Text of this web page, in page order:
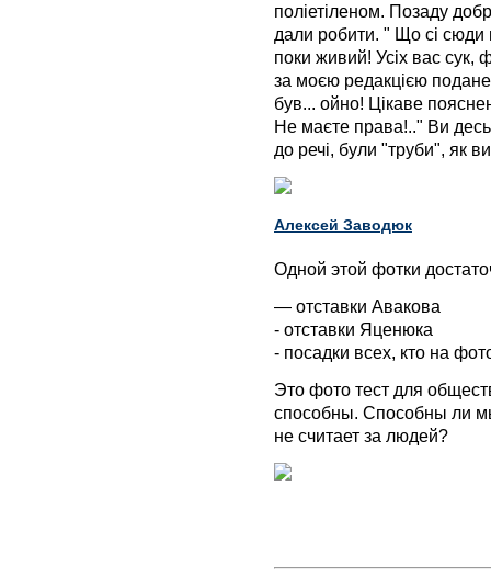
поліетіленом. Позаду
дали робити. " Що сі сюди
поки живий! Усіх вас сук,
за моєю редакцією
був... ойно! Цікаве
Не маєте права!.." Ви десь
до речі, були "труби", як
Алексей Заводюк
Одной этой фотки
— отставки Авакова
- отставки Яценюка
- посадки всех, кто на
Это фото тест для
способны. Способны ли
не считает за людей?